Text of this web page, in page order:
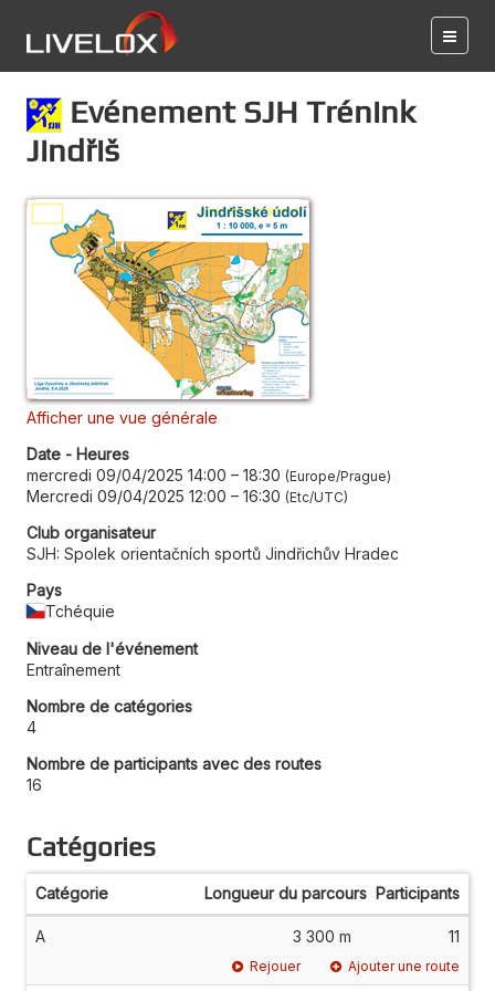
Evénement SJH Trénink
Jindřiš
Afficher une vue générale
Date - Heures
mercredi 09/04/2025 14:00 – 18:30 Europe/Prague
Mercredi 09/04/2025 12:00 – 16:30 Etc/UTC
Club organisateur
SJH: Spolek orientačních sportů Jindřichův Hradec
Pays
Tchéquie
Niveau de l'événement
Entraînement
Nombre de catégories
4
Nombre de participants avec des routes
16
Catégories
Catégorie Longueur du parcours Participants
A 3 300 m 11
Rejouer Ajouter une route